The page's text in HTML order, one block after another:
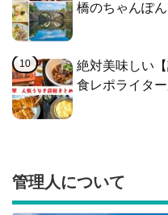
橋のちゃんぽん
絶対美味しい
食レポライター
管理人について